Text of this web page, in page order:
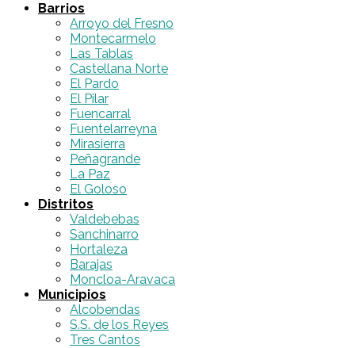
Barrios
Arroyo del Fresno
Montecarmelo
Las Tablas
Castellana Norte
El Pardo
El Pilar
Fuencarral
Fuentelarreyna
Mirasierra
Peñagrande
La Paz
El Goloso
Distritos
Valdebebas
Sanchinarro
Hortaleza
Barajas
Moncloa-Aravaca
Municipios
Alcobendas
S.S. de los Reyes
Tres Cantos